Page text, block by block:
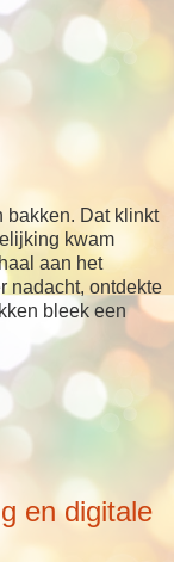
bakken. Dat klinkt
kwam
aan het
nadacht, ontdekte
bleek een
en digitale